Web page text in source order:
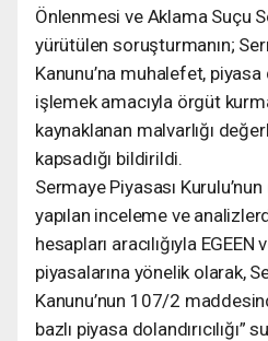
Önlenmesi ve Aklama Suçu
yürütülen soruşturmanın;
Kanunu’na muhalefet, piyasa
işlemek amacıyla örgüt
kaynaklanan malvarlığı
kapsadığı bildirildi.
Sermaye Piyasası
yapılan inceleme ve
hesapları aracılığıyla EGEEN
piyasalarına yönelik olarak,
Kanunu’nun 107/2
bazlı piyasa dolandırıcılığı”